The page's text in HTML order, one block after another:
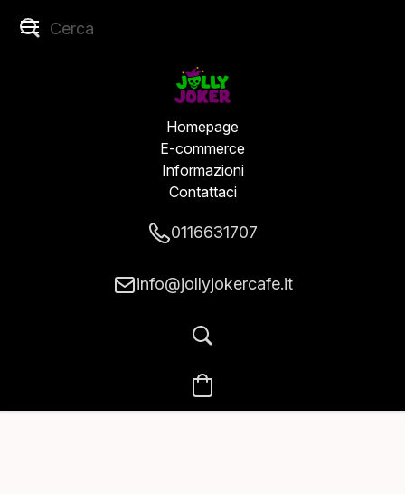
Homepage
E-commerce
Informazioni
Contattaci
0116631707
info@jollyjokercafe.it